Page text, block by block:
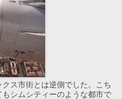
ス市街とは逆側でした。こち
シムシティーのような都市で